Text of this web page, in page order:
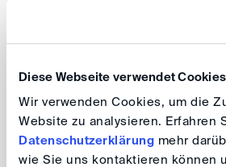
Diese Webseite verwendet Cookies
Wir verwenden Cookies, um die
Website zu analysieren. Erfahren
Datenschutzerklärung mehr
wie Sie uns kontaktieren können
1995 2. juristisches
Berlin
Anwaltszulassung in Berlin
1995-1997 Anwaltstätigkeit bei
Haarmann, Hemmelrath &